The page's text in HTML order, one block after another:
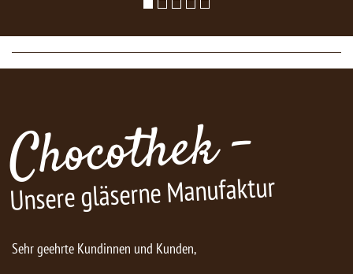
Chocothek -
Unsere gläserne Manufaktur
Sehr geehrte Kundinnen und Kunden,